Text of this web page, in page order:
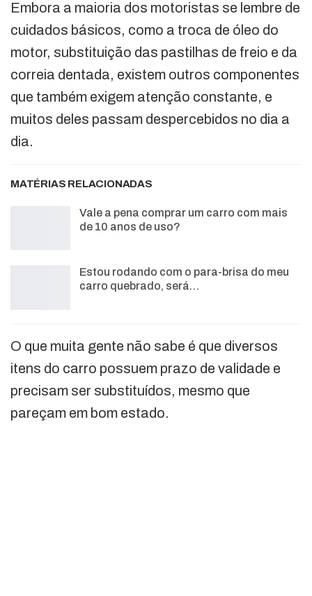
Embora a maioria dos motoristas se lembre de
cuidados básicos, como a troca de óleo do
motor, substituição das pastilhas de freio e da
correia dentada, existem outros componentes
que também exigem atenção constante, e
muitos deles passam despercebidos no dia a
dia.
MATÉRIAS RELACIONADAS
Vale a pena comprar um carro com mais
de 10 anos de uso?
Estou rodando com o para-brisa do meu
carro quebrado, será…
O que muita gente não sabe é que diversos
itens do carro possuem prazo de validade e
precisam ser substituídos, mesmo que
pareçam em bom estado.